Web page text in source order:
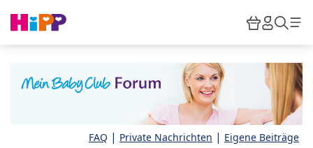
HiPP
FAQ | Private Nachrichten | Eigene Beiträge